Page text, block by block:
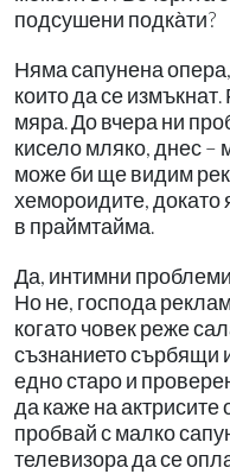
подсушени подка̀ти?
Няма сапунена
които да се
мяра. До вчера ни
кисело мляко, днес –
може би ще видим
хемороидите, докато
в праймтайма.
Да, интимни
Но не, господа
когато човек реже
съзнанието сърбящи
едно старо и
да каже на актрисите
пробвай с малко
телевизора да се